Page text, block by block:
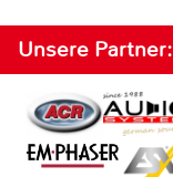
Unsere Partner: